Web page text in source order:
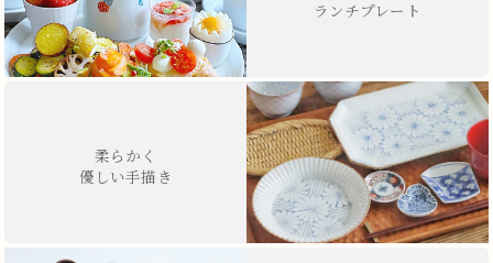
ランチプレート
柔らかく
優しい手描き